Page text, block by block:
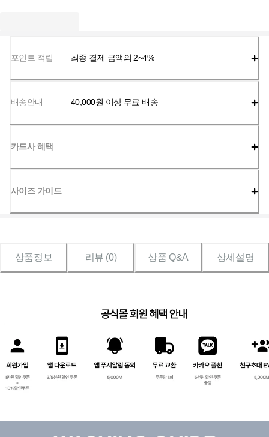
포인트 적립 최종 결제 금액의 2~4%
배송안내 40,000원 이상 무료 배송
카드사 혜택
사이즈 가이드
상품정보 리뷰 (0) 상품 Q&A 상세설명